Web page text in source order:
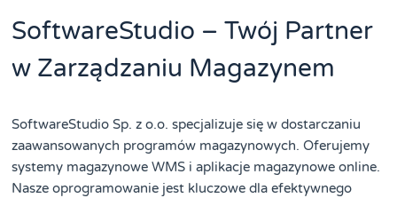
SoftwareStudio – Twój Partner
w Zarządzaniu Magazynem
SoftwareStudio Sp. z o.o. specjalizuje się w dostarczaniu
zaawansowanych programów magazynowych. Oferujemy
systemy magazynowe WMS i aplikacje magazynowe online.
Nasze oprogramowanie jest kluczowe dla efektywnego